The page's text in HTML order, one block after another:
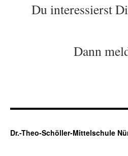
Du interessierst
Dann
Dr.-Theo-Schöller-Mittelschule